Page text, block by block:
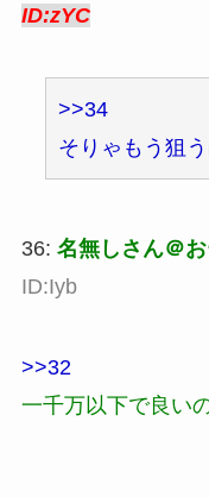
ID:zYC
>>34
そりゃもう狙
36: 名無しさん＠
ID:Iyb
>>32
一千万以下で良い